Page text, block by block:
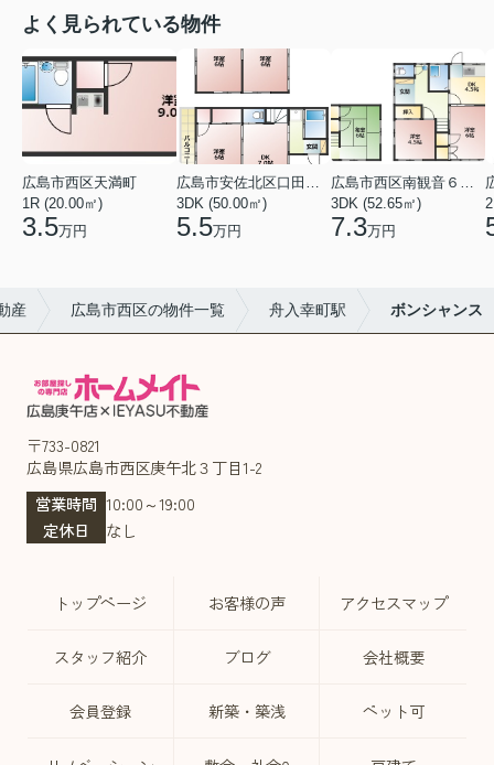
よく見られている物件
広島市西区天満町
1R (20.00㎡)
3.5万円
3DK (50.00㎡)
5.5万円
3DK (52.65㎡)
7.3万円
産 広島市西区の物件一覧 舟入幸町駅 ボンシャンス
〒733-0821
広島県広島市西区庚午北３丁目1-2
営業時間 10:00～19:00
定休日
なし
トップページ お客様の声 アクセスマップ
スタッフ紹介 ブログ 会社概要
会員登録 新築・築浅 ペット可